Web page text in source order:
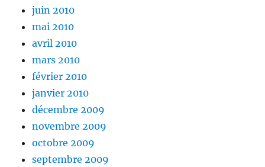
juin 2010
mai 2010
avril 2010
mars 2010
février 2010
janvier 2010
décembre 2009
novembre 2009
octobre 2009
septembre 2009